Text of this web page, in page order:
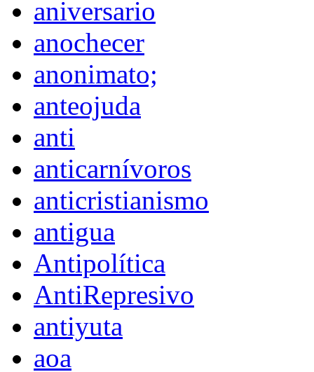
aniversario
anochecer
anonimato;
anteojuda
anti
anticarnívoros
anticristianismo
antigua
Antipolítica
AntiRepresivo
antiyuta
aoa